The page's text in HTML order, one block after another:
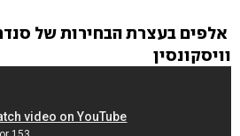
אלפים בעצרת הבחירות של
וויסקונסין